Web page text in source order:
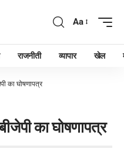
Aa
राजनीती व्यापार खेल
का घोषणापत्र
का घोषणापत्र